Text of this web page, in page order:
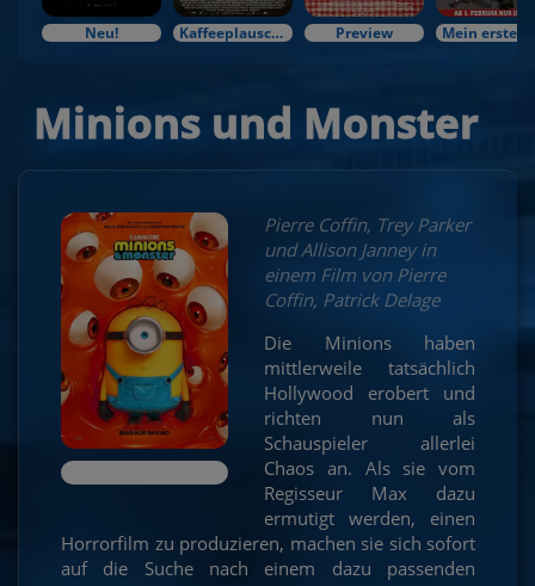
Neu! Kaffeeplausch & Kinozauber Preview
Minions und Monster
Pierre Coffin, Trey Parker
und Allison Janney in
einem Film von Pierre
Coffin, Patrick Delage
Die Minions haben
mittlerweile tatsächlich
Hollywood erobert und
richten nun als
Schauspieler allerlei
Chaos an. Als sie vom
Regisseur Max dazu
ermutigt werden, einen
Horrorfilm zu produzieren, machen sie sich sofort
auf die Suche nach einem dazu passenden